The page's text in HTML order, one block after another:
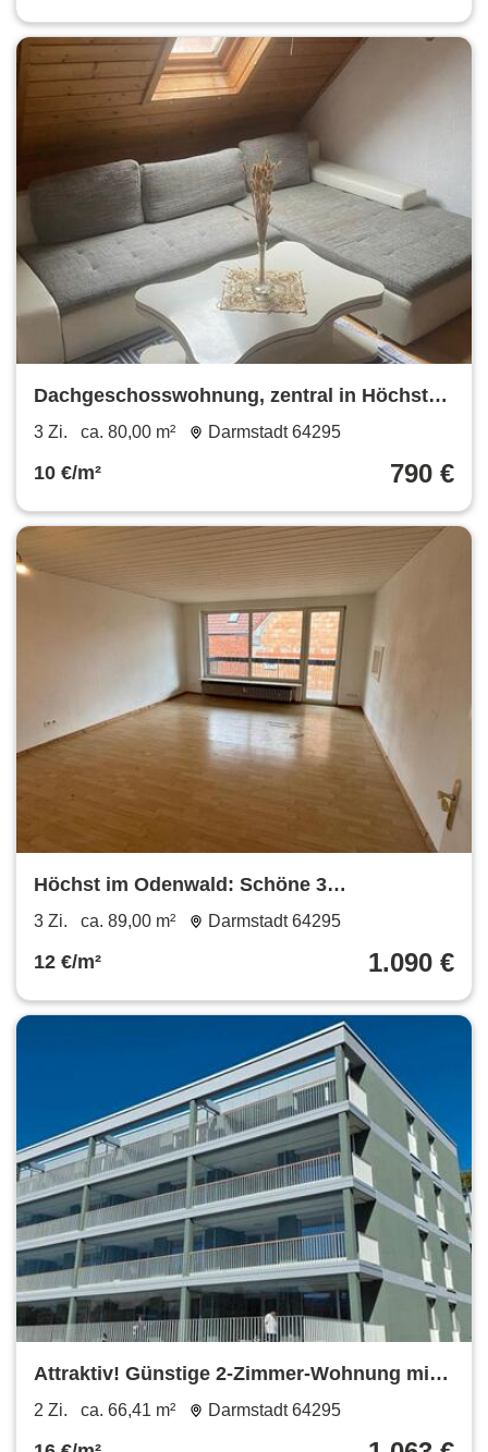
Dachgeschosswohnung, zentral in Höchst
im Odenwald zu vermieten
3 Zi. ca. 80,00 m² Darmstadt 64295
10 €/m² 790 €
Höchst im Odenwald: Schöne 3
Zimmerwohnung mit Loggia
3 Zi. ca. 89,00 m² Darmstadt 64295
12 €/m² 1.090 €
Attraktiv! Günstige 2-Zimmer-Wohnung mit
großer Terrasse
2 Zi. ca. 66,41 m² Darmstadt 64295